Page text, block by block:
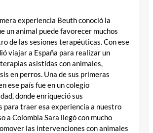
experiencia Beuth conoció la
un animal puede favorecer muchos
de las sesiones terapéuticas. Con ese
viajar a España para realizar un
asistidas con animales,
en perros. Una de sus primeras
ese país fue en un colegio
donde enriqueció sus
para traer esa experiencia a nuestro
a Colombia Sara llegó con mucho
las intervenciones con animales